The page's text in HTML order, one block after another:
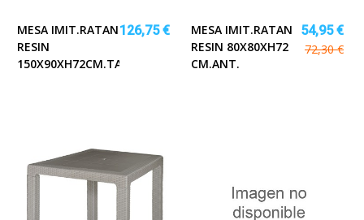
MESA IMIT.RATAN
RESIN
150X90XH72CM.TAUPE
126,75 €
MESA IMIT.RATAN
RESIN 80X80XH72
CM.ANT.
54,95 €
72,30 €